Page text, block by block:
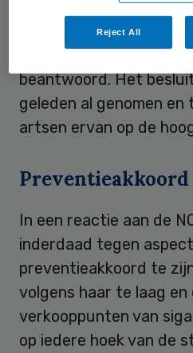
“Dan moet je je
elkaar past”, aldus de
dat die vraag
beantwoord. Het
geleden al genomen
artsen ervan op de
Preventieakkoord
In een reactie aan de
inderdaad tegen
preventieakkoord te
volgens haar te laag en
verkooppunten van
op iedere hoek van de
Reject All